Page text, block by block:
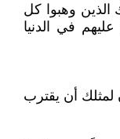
الذين وهبوا كل
في الدنيا
لمثلك أن يقترب